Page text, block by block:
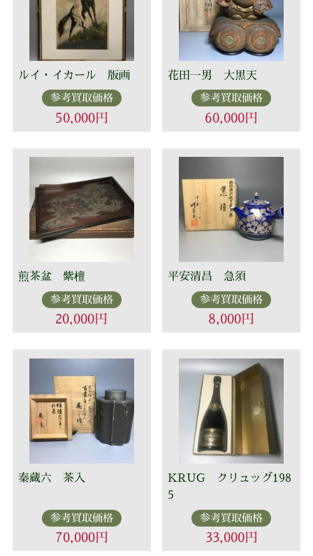
ルイ・イカール 版画
参考買取価格
50,000円
花田一男 大黒天
参考買取価格
60,000円
煎茶盆 紫檀
参考買取価格
20,000円
平安清昌 急須
参考買取価格
8,000円
秦蔵六 茶入
参考買取価格
70,000円
KRUG クリュッグ198
5
参考買取価格
33,000円